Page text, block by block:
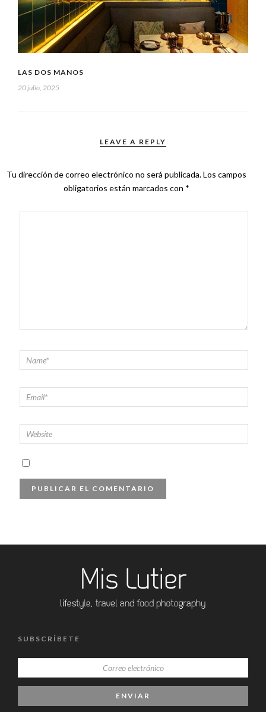
LAS DOS MANOS
20 julio, 2025
LEAVE A REPLY
Tu dirección de correo electrónico no será publicada.Los campos
obligatorios están marcados con *
SUBSCRÍBETE